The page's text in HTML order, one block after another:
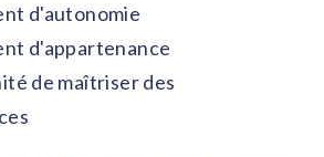
d'autonomie
d'appartenance
de maîtriser des